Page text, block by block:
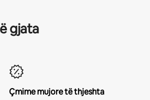
gjata
Çmime mujore të thjeshta